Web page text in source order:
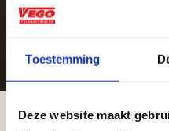
Toestemming
Deze website maakt
tuinmaterialen bieden
aan producten van
zakelijke mogelijkheden.